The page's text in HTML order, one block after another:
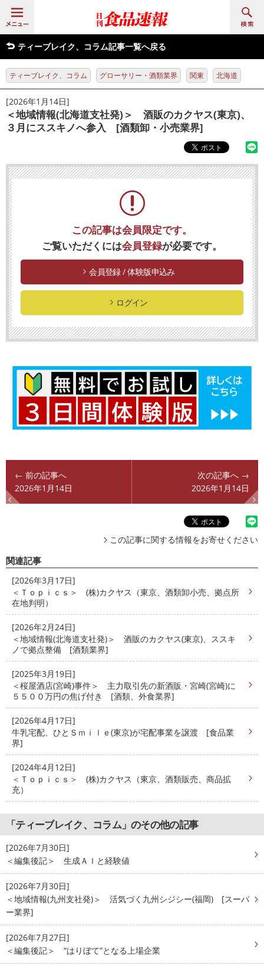
ティーブレイク、コラム記事一覧へ戻る
ティーブレイク、コラム グローサリー・酒類業界 関東 北海道
[2026年1月14日]
＜地域情報(北海道支社発)＞ 酒販のカクヤス(東京)、
３月にススキノへ参入 [酒類卸・小売業界]
この記事は会員限定です。
ご覧いただくには会員登録が必要です。
会員登録 / 体験版申込み
ログイン
← 前の記事へ
2026年1月14日
次の記事へ →
2026年1月14日
この記事に関する情報をお寄せください
関連記事
[2026年3月17日]
＜Ｔｏｐｉｃｓ＞ (株)カクヤス（東京、酒類卸小売、拠点所
在地判明）
[2026年2月24日]
＜地域情報(北海道支社発)＞ 酒販のカクヤス(東京)、ススキ
ノで拠点整備 [酒類業界]
[2025年3月19日]
＜桜屋酒店(宮崎)事件＞ 主力取引先の新酒販・宮崎(宮崎)に
５５００万円の焦げ付き [酒類、外食業界]
[2026年4月17日]
牛乳宅配、ひとＳｍｉｌｅ(東京)が宅配事業を譲渡 [食品業
界]
[2024年4月12日]
＜Ｔｏｐｉｃｓ＞ (株)カクヤス（東京、酒類販売、商品拡
充）
「ティーブレイク、コラム」のその他の記事
[2026年7月30日]
＜編集後記＞ 生成ＡＩと経験値
[2026年7月30日]
＜地域情報(九州支社発)＞ 活気づく九州シジシー(福岡) [スーパ
ー業界]
[2026年7月27日]
＜編集後記＞ “はりぼて”となる上場企業